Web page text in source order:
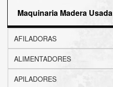
Maquinaria Madera Usada
AFILADORAS
ALIMENTADORES
APILADORES